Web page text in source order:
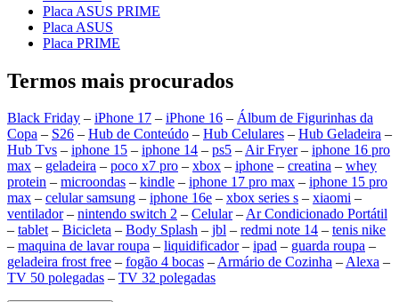
Placa ASUS PRIME
Placa ASUS
Placa PRIME
Termos mais procurados
Black Friday – iPhone 17 – iPhone 16 – Álbum de Figurinhas da
Copa – S26 – Hub de Conteúdo – Hub Celulares – Hub Geladeira –
Hub Tvs – iphone 15 – iphone 14 – ps5 –Air Fryer– iphone 16 pro
max – geladeira – poco x7 pro – xbox – iphone – creatina – whey
protein – microondas – kindle – iphone 17 pro max – iphone 15 pro
max – celular samsung – iphone 16e – xbox series s – xiaomi –
ventilador– nintendo switch 2 – Celular–Ar Condicionado Portátil
– tablet– Bicicleta – Body Splash – jbl – redmi note 14 – tenis nike
– maquina de lavar roupa – liquidificador– ipad – guarda roupa –
geladeira frost free – fogão 4 bocas –Armário de Cozinha –Alexa –
TV 50 polegadas – TV 32 polegadas